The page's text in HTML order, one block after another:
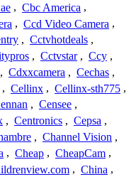
, Cbc America ,
, Ccd Video Camera ,
, Cctvhotdeals ,
, Cctvstar , Ccy ,
, Cdxxcamera , Cechas ,
, Cellinx , Cellinx-sth775 ,
, Censee ,
, Centronics , Cepsa ,
, Channel Vision ,
, Cheap , CheapCam ,
, China ,